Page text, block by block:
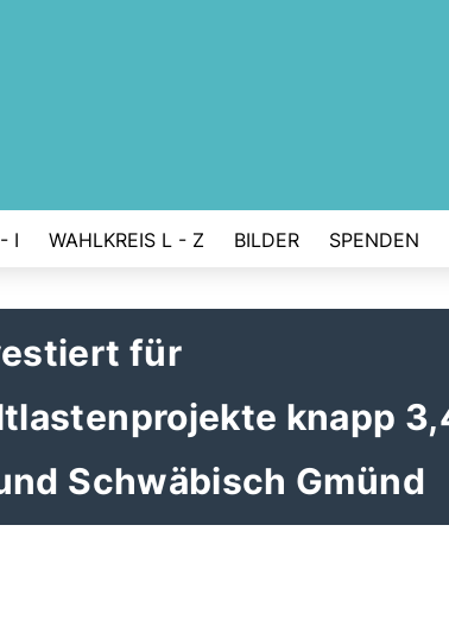
I WAHLKREIS L - Z BILDER SPENDEN
für
knapp
Schwäbisch Gmünd